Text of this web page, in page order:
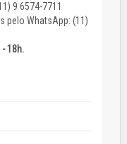
9 6574-7711
pelo WhatsApp: (11)
18h.